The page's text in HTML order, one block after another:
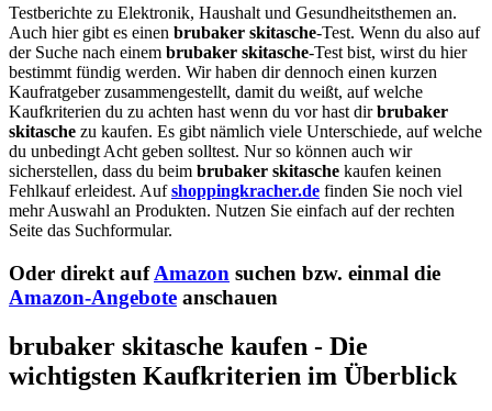
Testberichte zu Elektronik, Haushalt und Gesundheitsthemen an.
Auch hier gibt es einen brubaker skitasche-Test. Wenn du also auf
der Suche nach einem brubaker skitasche-Test bist, wirst du hier
bestimmt fündig werden. Wir haben dir dennoch einen kurzen
Kaufratgeber zusammengestellt, damit du weißt, auf welche
Kaufkriterien du zu achten hast wenn du vor hast dirbrubaker
skitasche zu kaufen. Es gibt nämlich viele Unterschiede, auf welche
du unbedingt Acht geben solltest. Nur so können auch wir
sicherstellen, dass du beim brubaker skitasche kaufen keinen
Fehlkauf erleidest. Aufshoppingkracher.de finden Sie noch viel
mehr Auswahl an Produkten. Nutzen Sie einfach auf der rechten
Seite das Suchformular.
Oder direkt aufAmazon suchen bzw. einmal die
Amazon-Angebote anschauen
brubaker skitasche kaufen - Die
wichtigsten Kaufkriterien im Überblick